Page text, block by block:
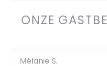
ONZE
Mélanie S